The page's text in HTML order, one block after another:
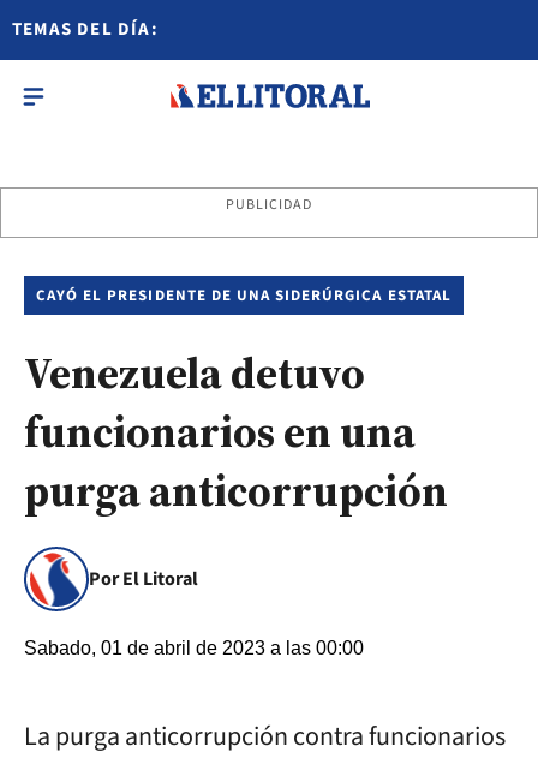
TEMAS DEL DÍA:
PUBLICIDAD
CAYÓ EL PRESIDENTE DE UNA SIDERÚRGICA ESTATAL
Venezuela detuvo
funcionarios en una
purga anticorrupción
Por El Litoral
Sabado, 01 de abril de 2023 a las 00:00
La purga anticorrupción contra funcionarios